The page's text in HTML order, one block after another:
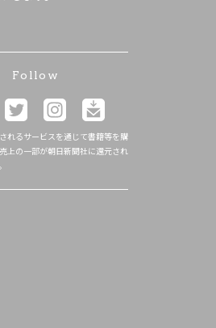
Follow
れるサービスを通じて書籍等を購
上の一部が朝日新聞社に還元され